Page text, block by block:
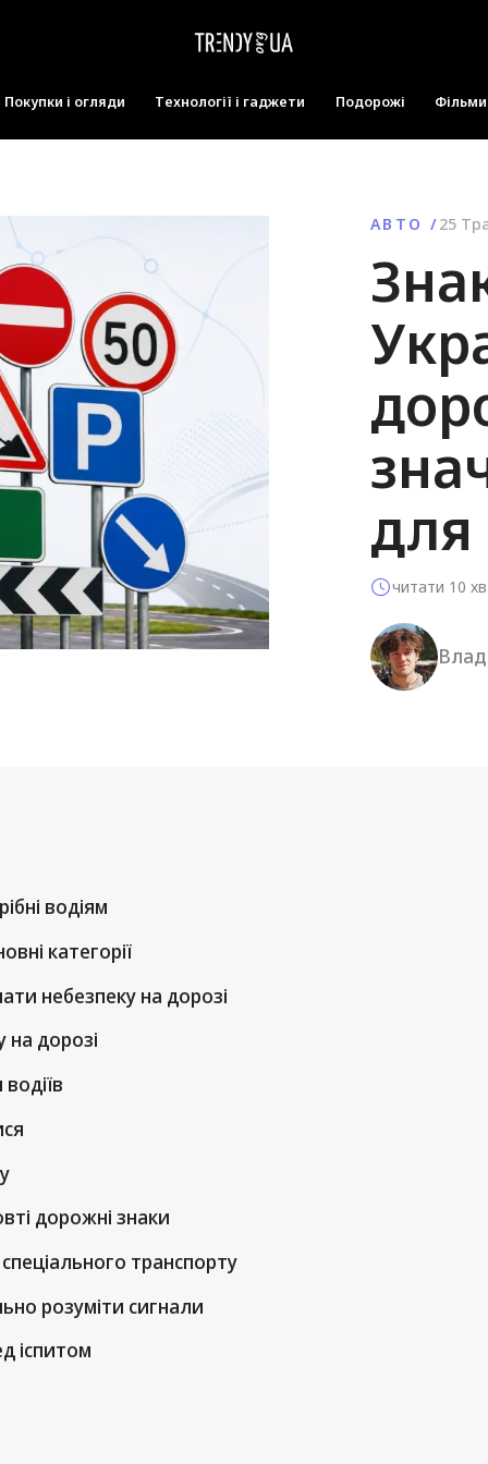
Покупки і огляди Технології і гаджети Подорожі Фільми
АВТО /25
для
читати 10 хв
водіям
категорії
небезпеку на дорозі
на дорозі
дорожні знаки
транспорту
розуміти сигнали
іспитом